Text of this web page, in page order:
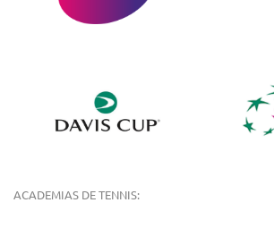
ACADEMIAS DE TENNIS: